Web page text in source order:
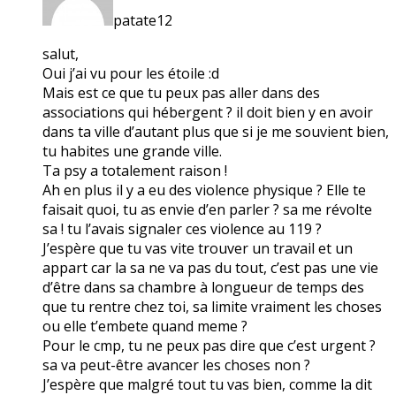
patate12
salut,
Oui j’ai vu pour les étoile :d
Mais est ce que tu peux pas aller dans des
associations qui hébergent ? il doit bien y en avoir
dans ta ville d’autant plus que si je me souvient bien,
tu habites une grande ville.
Ta psy a totalement raison !
Ah en plus il y a eu des violence physique ? Elle te
faisait quoi, tu as envie d’en parler ? sa me révolte
sa ! tu l’avais signaler ces violence au 119 ?
J’espère que tu vas vite trouver un travail et un
appart car la sa ne va pas du tout, c’est pas une vie
d’être dans sa chambre à longueur de temps des
que tu rentre chez toi, sa limite vraiment les choses
ou elle t’embete quand meme ?
Pour le cmp, tu ne peux pas dire que c’est urgent ?
sa va peut-être avancer les choses non ?
J’espère que malgré tout tu vas bien, comme la dit